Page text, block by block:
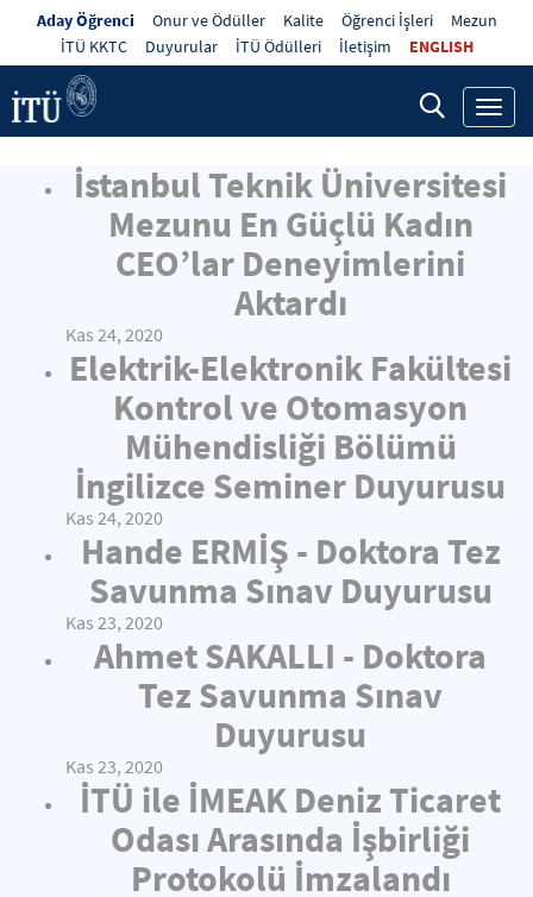
Aday Öğrenci Onur ve Ödüller Kalite Öğrenci İşleri
Mezun
İTÜ KKTC
Duyurular İTÜ Ödülleri İletişim ENGLISH
İstanbul Teknik Üniversitesi
Mezunu En Güçlü Kadın
CEO’lar Deneyimlerini
Aktardı
Kas 24, 2020
Elektrik-Elektronik Fakültesi
Kontrol ve Otomasyon
Mühendisliği Bölümü
İngilizce Seminer Duyurusu
Kas 24, 2020
Hande ERMİŞ - Doktora Tez
Savunma Sınav Duyurusu
Kas 23, 2020
Ahmet SAKALLI - Doktora
Tez Savunma Sınav
Duyurusu
Kas 23, 2020
İTÜ ile İMEAK Deniz Ticaret
Odası Arasında İşbirliği
Protokolü İmzalandı